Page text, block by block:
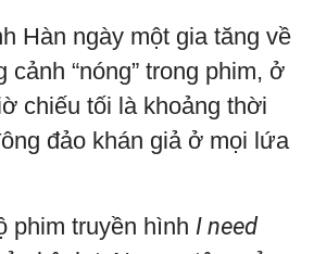
Hàn ngày một gia tăng về
“nóng” trong phim, ở
chiếu tối là khoảng thời
đảo khán giả ở mọi lứa
phim truyền hình I need